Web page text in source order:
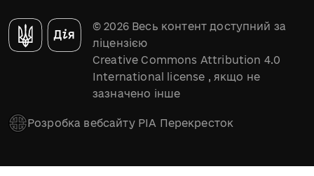
© 2026 Весь контент доступний за
ліцензією
Creative Commons Attribution 4.0
International license , якщо не
зазначено інше
Розробка вебсайту РІА Перекресток